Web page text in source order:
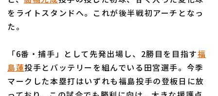
福岡ソフトバンクホークス
をライトスタンドへ。これが後半戦初アーチとなっ
た。
「6番・捕手」として先発出場し、2勝目を目指す福
島蓮投手とバッテリーを組んでいる田宮選手。今季
マークした本塁打はいずれも福島投手の登板日に放